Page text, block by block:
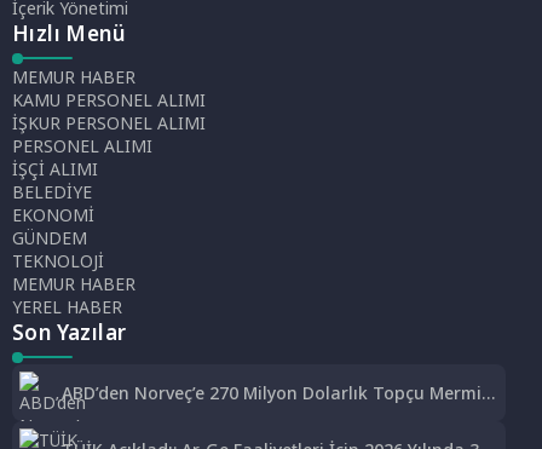
İçerik Yönetimi
Hızlı Menü
MEMUR HABER
KAMU PERSONEL ALIMI
İŞKUR PERSONEL ALIMI
PERSONEL ALIMI
İŞÇİ ALIMI
BELEDİYE
EKONOMİ
GÜNDEM
TEKNOLOJİ
MEMUR HABER
YEREL HABER
Son Yazılar
ABD’den Norveç’e 270 Milyon Dolarlık Topçu Mermisi
Satışına Onay